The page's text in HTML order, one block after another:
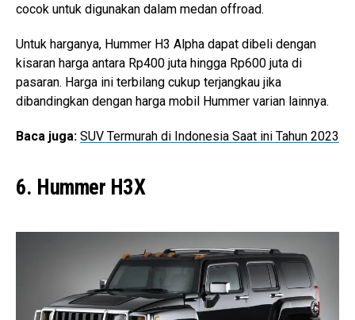
cocok untuk digunakan dalam medan offroad.
Untuk harganya, Hummer H3 Alpha dapat dibeli dengan
kisaran harga antara Rp400 juta hingga Rp600 juta di
pasaran. Harga ini terbilang cukup terjangkau jika
dibandingkan dengan harga mobil Hummer varian lainnya.
Baca juga: SUV Termurah di Indonesia Saat ini Tahun 2023
6. Hummer H3X